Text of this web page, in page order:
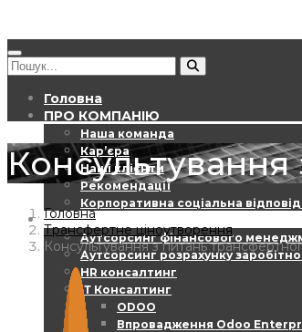
Головна
ПРО КОМПАНІЮ
Наша команда
Кар’єра
Наші клієнти
Рекомендації
Корпоративна соціальна
Послуги
Аутсорсинг фінансового
Аутсорсинг розрахунку
HR консалтинг
ІТ Консалтинг
ODOO
Впровадження Odoo
Головна
Трансфертне ціноутворення
Консультування з питань